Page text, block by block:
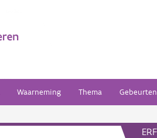
Waarneming Thema